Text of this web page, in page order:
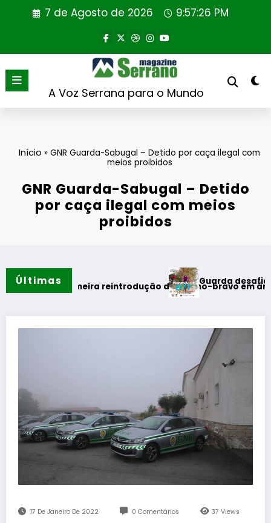
7 de Agosto de 2026 9:57:26 PM
A Voz Serrana para o Mundo
Início »GNR Guarda-Sabugal – Detido por caça ilegal com
meios proibidos
GNR Guarda-Sabugal – Detido
por caça ilegal com meios
proibidos
Últimas
primeira reintrodução de coelho-bravo em área rewilding
Guarda desafia amantes
17 De Janeiro De 2022 0 Comentários 37Views